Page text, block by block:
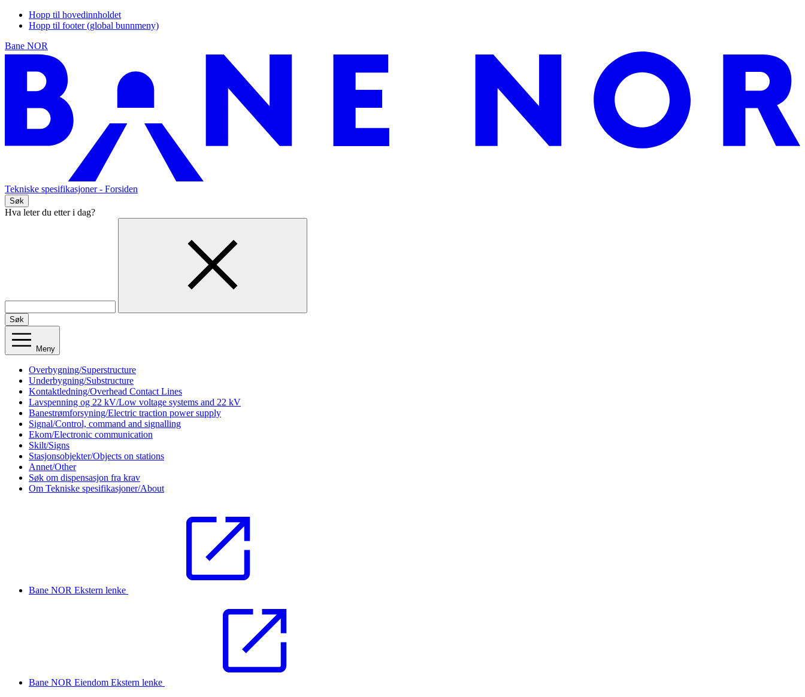
Hopp til hovedinnholdet
Hopp til footer (global bunnmeny)
Bane NOR
Tekniske spesifikasjoner- Forsiden
Søk
Hva leter du etter i dag?
Søk
Meny
Overbygning/Superstructure
Underbygning/Substructure
Kontaktledning/Overhead Contact Lines
Lavspenning og 22 kV/Low voltage systems and 22 kV
Banestrømforsyning/Electric traction power supply
Signal/Control, command and signalling
Ekom/Electronic communication
Skilt/Signs
Stasjonsobjekter/Objects on stations
Annet/Other
Søk om dispensasjon fra krav
Om Tekniske spesifikasjoner/About
Bane NOR Ekstern lenke
Bane NOR Eiendom Ekstern lenke